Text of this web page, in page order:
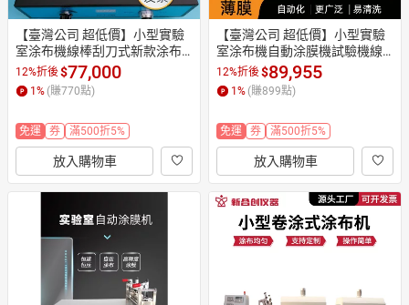
【臺灣公司 超低價】小型實驗
室涂布機線棒刮刀式新款涂布
機標準新款涂膜機涂布機廠
12%折後$77,000
1 % (賺770點)
免運 券 滿500折5%
放入購物車
【臺灣公司 超低價】小型實驗
室涂布機自動涂膜機試驗機線
棒刮刀式涂布機機器廠家
12%折後$89,955
1 % (賺899點)
免運 券 滿500折5%
放入購物車